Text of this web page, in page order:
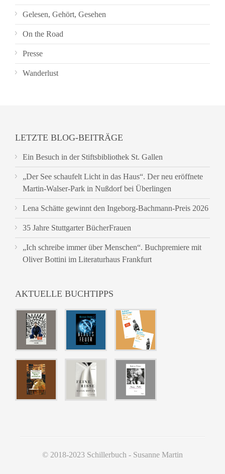
Gelesen, Gehört, Gesehen
On the Road
Presse
Wanderlust
LETZTE BLOG-BEITRÄGE
Ein Besuch in der Stiftsbibliothek St. Gallen
„Der See schaufelt Licht in das Haus“. Der neu eröffnete
Martin-Walser-Park in Nußdorf bei Überlingen
Lena Schätte gewinnt den Ingeborg-Bachmann-Preis 2026
35 Jahre Stuttgarter BücherFrauen
„Ich schreibe immer über Menschen“. Buchpremiere mit
Oliver Bottini im Literaturhaus Frankfurt
AKTUELLE BUCHTIPPS
© 2018-2023 Schillerbuch - Susanne Martin